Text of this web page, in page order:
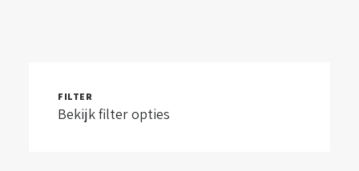
FILTER
Bekijk filter opties